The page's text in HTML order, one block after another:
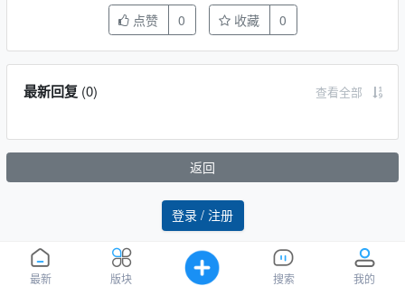
最新 版块 搜索 我的
登录 / 注册
点赞 0 收藏 0
最新回复(0) 查看全部
返回